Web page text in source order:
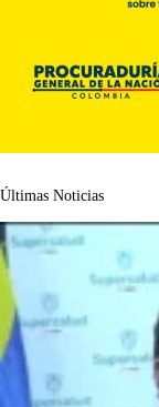
Últimas Noticias